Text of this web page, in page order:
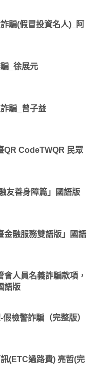
騙(假冒投資名人)_阿
_徐展元
騙_曾子益
QR CodeTWQR 民眾
友善身障篇」國語版
金融服務雙語版」國語
會人員名義詐騙款項，
語版
檢警詐騙（完整版）
(ETC過路費) 亮哲(完